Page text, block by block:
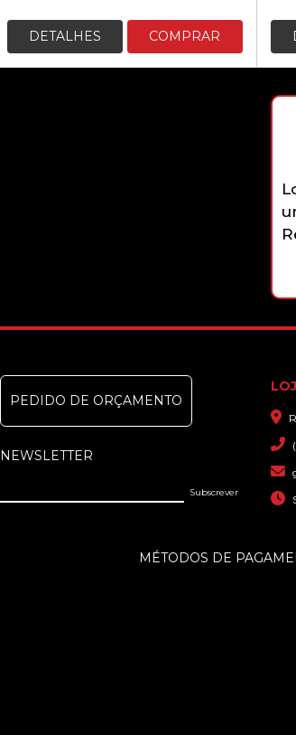
DETALHES COMPRAR
PEDIDO DE ORÇAMENTO
NEWSLETTER
MÉTODOS DE